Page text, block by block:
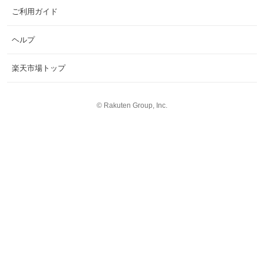
ご利用ガイド
ヘルプ
楽天市場トップ
© Rakuten Group, Inc.